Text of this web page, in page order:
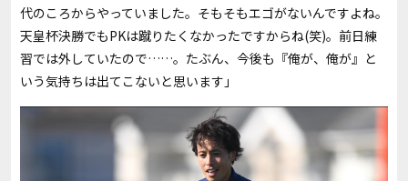
代のころからやっていました。そもそもエゴがないんですよね。
天皇杯決勝でもPKは蹴りたくなかったですからね(笑)。前日練
習では外していたので……。たぶん、今後も『俺が、俺が』と
いう気持ちは出てこないと思います」